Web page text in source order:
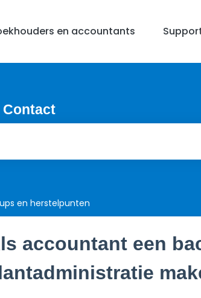
en accountants
Contact
en herstelpunten
accountant een